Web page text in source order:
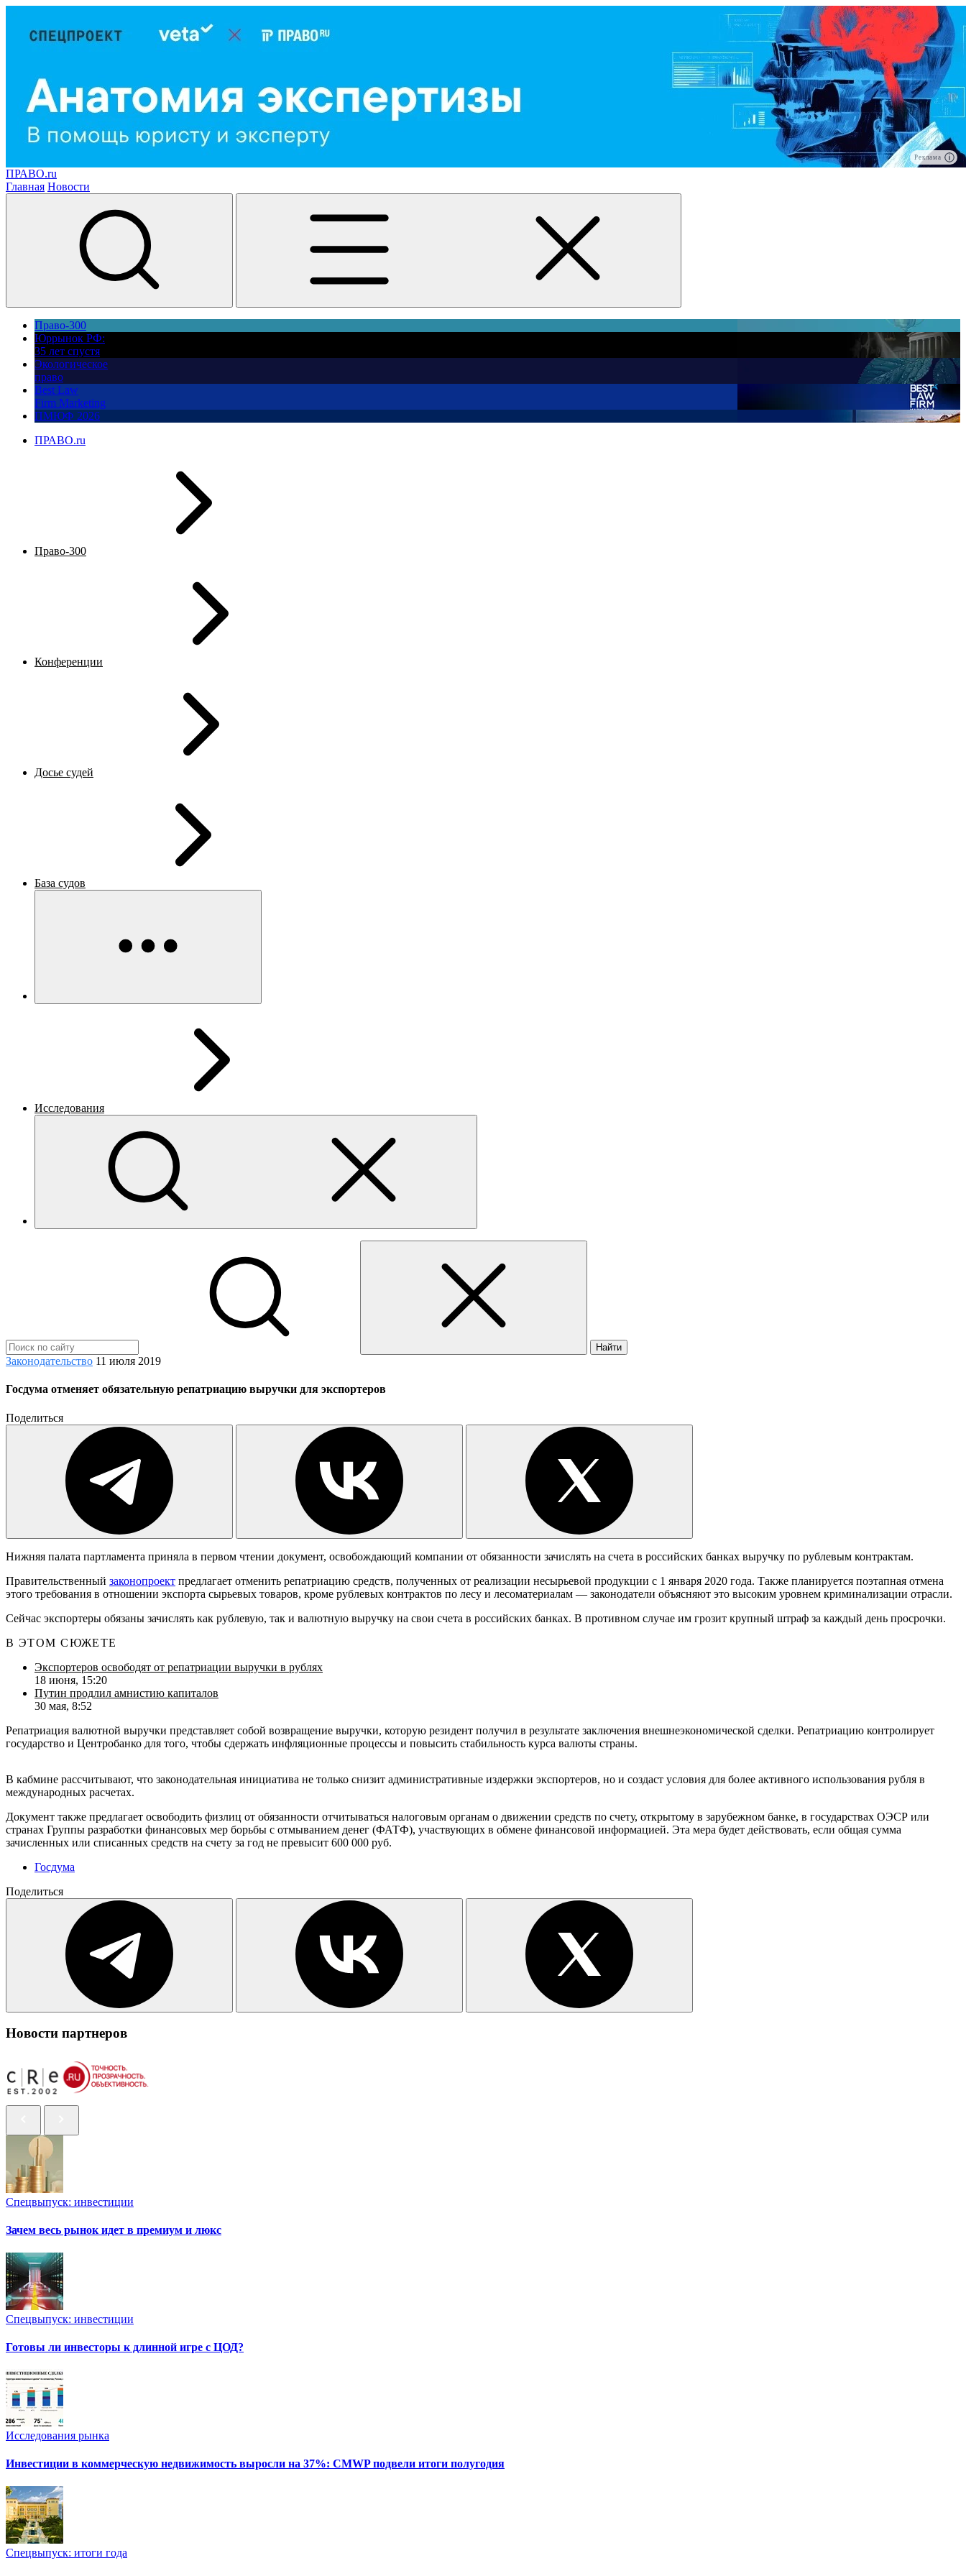
Реклама
ПРАВО.ru
Главная Новости
Право-300
Юррынок РФ:
35 лет спустя
Экологическое
право
Best Law
Firm Marketing
ПМЮФ 2026
ПРАВО.ru
Право-300
Конференции
Досье судей
База судов
Исследования
Найти
Законодательство 11 июля 2019
Госдума отменяет обязательную репатриацию выручки для экспортеров
Поделиться
Нижняя палата партламента приняла в первом чтении документ, освобождающий компании от обязанности зачислять на счета в российских банках выручку по рублевым контрактам.
Правительственный законопроект предлагает отменить репатриацию средств, полученных от реализации несырьевой продукции с 1 января 2020 года. Также планируется поэтапная отмена
этого требования в отношении экспорта сырьевых товаров, кроме рублевых контрактов по лесу и лесоматериалам — законодатели объясняют это высоким уровнем криминализации отрасли.
Сейчас экспортеры обязаны зачислять как рублевую, так и валютную выручку на свои счета в российских банках. В противном случае им грозит крупный штраф за каждый день просрочки.
В ЭТОМ СЮЖЕТЕ
Экспортеров освободят от репатриации выручки в рублях
18 июня, 15:20
Путин продлил амнистию капиталов
30 мая, 8:52
Репатриация валютной выручки представляет собой возвращение выручки, которую резидент получил в результате заключения внешнеэкономической сделки. Репатриацию контролирует
государство и Центробанко для того, чтобы сдержать инфляционные процессы и повысить стабильность курса валюты страны.
В кабмине рассчитывают, что законодательная инициатива не только снизит административные издержки экспортеров, но и создаст условия для более активного использования рубля в
международных расчетах.
Документ также предлагает освободить физлиц от обязанности отчитываться налоговым органам о движении средств по счету, открытому в зарубежном банке, в государствах ОЭСР или
странах Группы разработки финансовых мер борьбы с отмыванием денег (ФАТФ), участвующих в обмене финансовой информацией. Эта мера будет действовать, если общая сумма
зачисленных или списанных средств на счету за год не превысит 600 000 руб.
Госдума
Поделиться
Новости партнеров
Спецвыпуск: инвестиции
Зачем весь рынок идет в премиум и люкс
Спецвыпуск: инвестиции
Готовы ли инвесторы к длинной игре с ЦОД?
Исследования рынка
Инвестиции в коммерческую недвижимость выросли на 37%: CMWP подвели итоги полугодия
Спецвыпуск: итоги года